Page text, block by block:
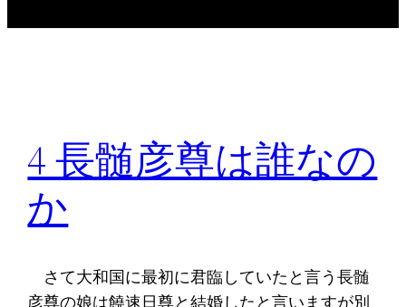
4 長髄彦尊は誰なの
か
さて大和国に最初に君臨していたと言う長髄
彦尊の娘は饒速日尊と結婚したと言いますが別